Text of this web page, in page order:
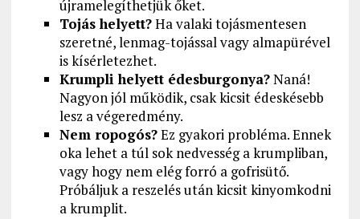
újramelegíthetjük őket.
Tojás helyett?Ha valaki tojásmentesen
szeretné, lenmag-tojással vagy almapürével
is kísérletezhet.
Krumpli helyett édesburgonya?Naná!
Nagyon jól működik, csak kicsit édeskésebb
lesz a végeredmény.
Nem ropogós?Ez gyakori probléma. Ennek
oka lehet a túl sok nedvesség a krumpliban,
vagy hogy nem elég forró a gofrisütő.
Próbáljuk a reszelés után kicsit kinyomkodni
a krumplit.